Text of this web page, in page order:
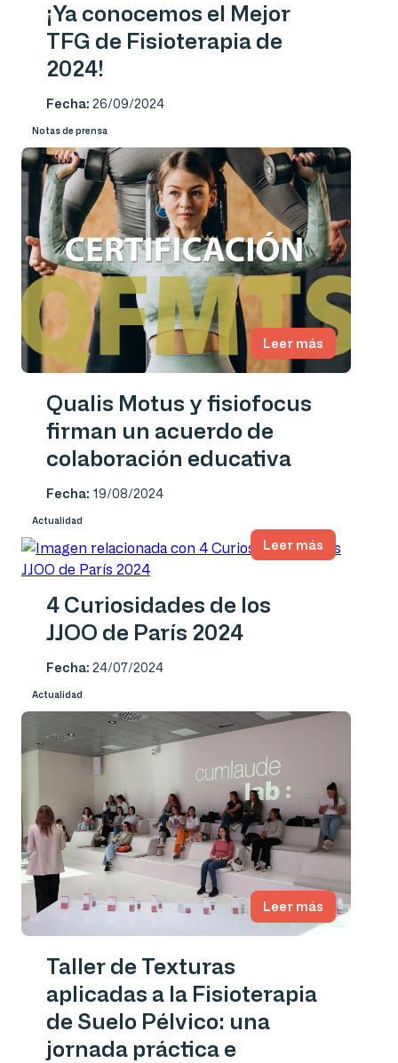
¡Ya conocemos el Mejor
TFG de Fisioterapia de
2024!
Fecha: 26/09/2024
Notas de prensa
Leer más
Qualis Motus y fisiofocus
firman un acuerdo de
colaboración educativa
Fecha: 19/08/2024
Actualidad
Leer más
4 Curiosidades de los
JJOO de París 2024
Fecha: 24/07/2024
Actualidad
Leer más
Taller de Texturas
aplicadas a la Fisioterapia
de Suelo Pélvico: una
jornada práctica e